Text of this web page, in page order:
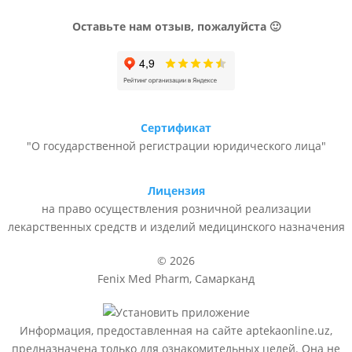
Оставьте нам отзыв, пожалуйста 🙂
Сертификат
"О государственной регистрации юридического лица"
Лицензия
на право осуществления розничной реализации
лекарственных средств и изделий медицинского назначения
© 2026
Fenix Med Pharm, Самарканд
Информация, предоставленная на сайте aptekaonline.uz,
предназначена только для ознакомительных целей. Она не